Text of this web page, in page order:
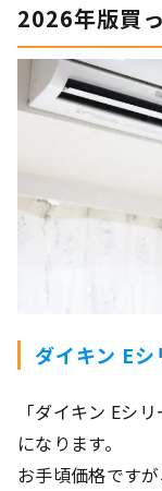
2026年版買
ダイキン Eシ
「ダイキン Eシ
になります。
お手頃価格です